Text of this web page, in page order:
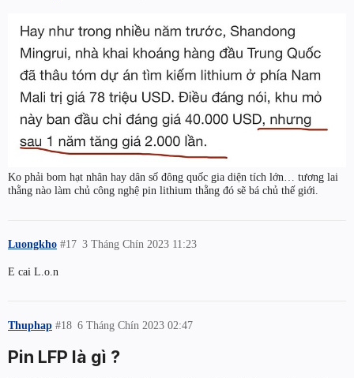
Ko phải bom hạt nhân hay dân số đông quốc gia diện tích lớn… tương lai
thằng nào làm chủ công nghệ pin lithium thằng đó sẽ bá chủ thế giới.
Luongkho 3 Tháng Chín 2023 11:23
#17
E cai L.o.n
Thuphap 6 Tháng Chín 2023 02:47
#18
Pin LFP là gì ?